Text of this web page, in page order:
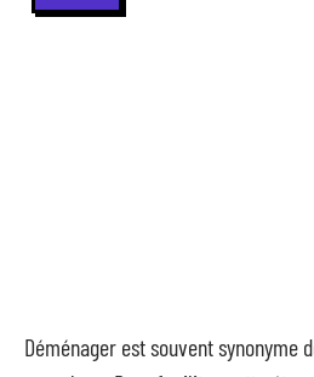
Déménager est souvent synonyme